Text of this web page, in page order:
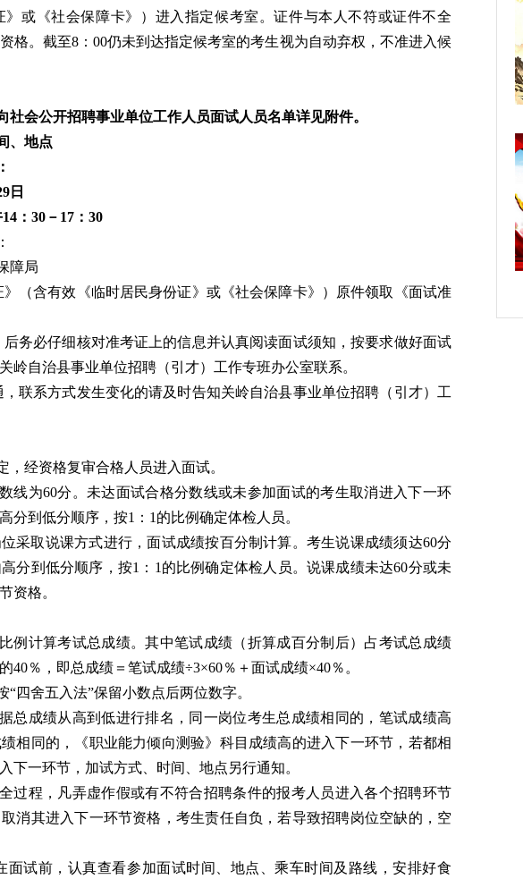
或《社会保障卡》）进入指定候考室。证件与本人不符或证件不全
格。截至8：00仍未到达指定候考室的考生视为自动弃权，不准进入候
社会公开招聘事业单位工作人员面试人员名单详见附件。
、地点
日
：30－17：30
障局
（含有效《临时居民身份证》或《社会保障卡》）原件领取《面试准
务必仔细核对准考证上的信息并认真阅读面试须知，按要求做好面试
岭自治县事业单位招聘（引才）工作专班办公室联系。
联系方式发生变化的请及时告知关岭自治县事业单位招聘（引才）工
经资格复审合格人员进入面试。
线为60分。未达面试合格分数线或未参加面试的考生取消进入下一环
分到低分顺序，按1：1的比例确定体检人员。
采取说课方式进行，面试成绩按百分制计算。考生说课成绩须达60分
分到低分顺序，按1：1的比例确定体检人员。说课成绩未达60分或未
资格。
例计算考试总成绩。其中笔试成绩（折算成百分制后）占考试总成绩
40％，即总成绩＝笔试成绩÷3×60％＋面试成绩×40％。
“四舍五入法”保留小数点后两位数字。
总成绩从高到低进行排名，同一岗位考生总成绩相同的，笔试成绩高
相同的，《职业能力倾向测验》科目成绩高的进入下一环节，若都相
下一环节，加试方式、时间、地点另行通知。
过程，凡弄虚作假或有不符合招聘条件的报考人员进入各个招聘环节
消其进入下一环节资格，考生责任自负，若导致招聘岗位空缺的，空
面试前，认真查看参加面试时间、地点、乘车时间及路线，安排好食